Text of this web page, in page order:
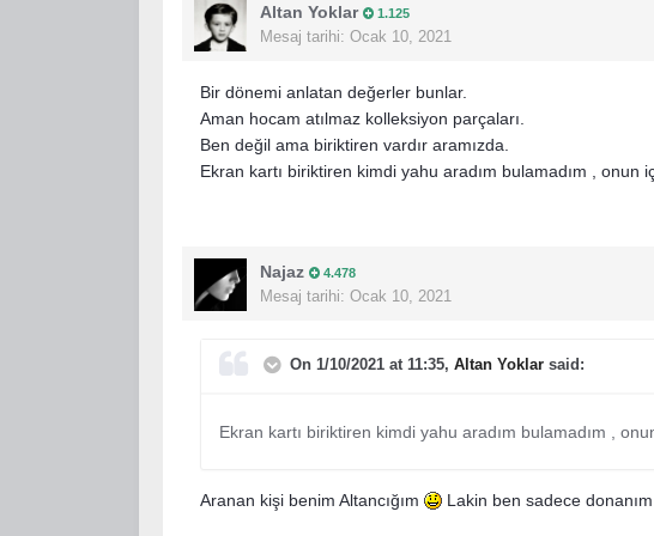
Altan Yoklar 1.125
Mesaj tarihi: Ocak 10, 2021
Bir dönemi anlatan değerler bunlar.
Aman hocam atılmaz kolleksiyon parçaları.
Ben değil ama biriktiren vardır aramızda.
Ekran kartı biriktiren kimdi yahu aradım bulamadım , onun
Najaz 4.478
Mesaj tarihi: Ocak 10, 2021
On 1/10/2021 at 11:35, Altan Yoklarsaid:
Ekran kartı biriktiren kimdi yahu aradım bulamadım ,
Aranan kişi benim Altancığım Lakin ben sadece